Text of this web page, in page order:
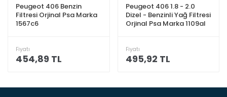
Peugeot 406 Benzin
Filtresi Orjinal Psa Marka
1567c6
Fiyatı
454,89 TL
Peugeot 406 1.8 - 2.0
Dizel - Benzinli Yağ Filtresi
Orjinal Psa Marka 1109al
Fiyatı
495,92 TL